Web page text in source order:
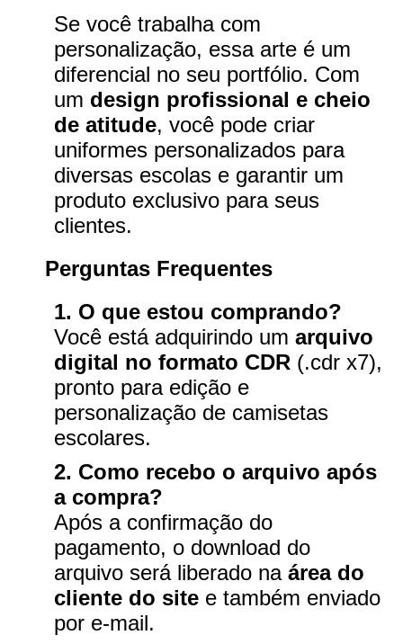
Se você trabalha com
personalização, essa arte é um
diferencial no seu portfólio. Com
um design profissional e cheio
de atitude, você pode criar
uniformes personalizados para
diversas escolas e garantir um
produto exclusivo para seus
clientes.
Perguntas Frequentes
1. O que estou comprando?
Você está adquirindo um arquivo
digital no formato CDR (.cdr x7),
pronto para edição e
personalização de camisetas
escolares.
2. Como recebo o arquivo após
a compra?
Após a confirmação do
pagamento, o download do
arquivo será liberado na área do
cliente do site e também enviado
por e-mail.